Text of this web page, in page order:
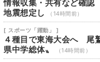
情報収集・共有など確
地震想定し
（14時間前）
[ スポーツ「躍動」 ]
４種目で東海大会へ 尾
県中学総体〟
（14時間前）